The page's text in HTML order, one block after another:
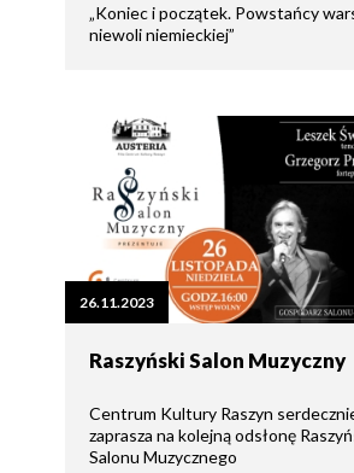
„Koniec i początek. Powstańcy
niewoli niemieckiej”
26.11.2023
Raszyński Salon Muzyczny
Centrum Kultury Raszyn
zaprasza na kolejną odsłonę
Salonu Muzycznego